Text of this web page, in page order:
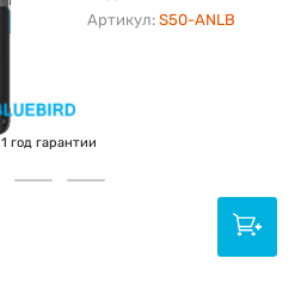
Артикул: S50-ANLB
1 год гарантии